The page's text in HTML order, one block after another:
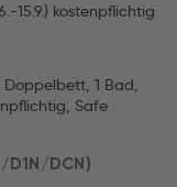
15.9.) kostenpflichtig
Doppelbett, 1 Bad,
Safe
DCN)